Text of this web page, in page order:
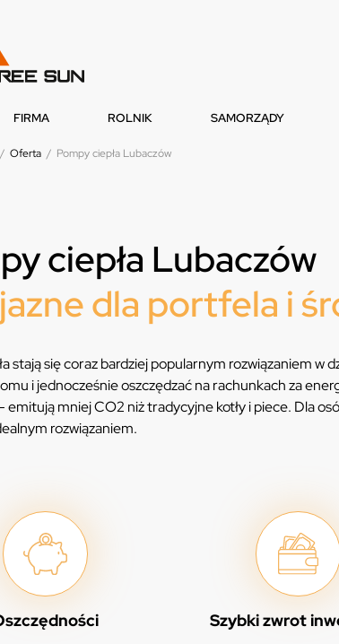
FIRMA ROLNIK SAMORZĄDY
/ Oferta / Pompy ciepła Lubaczów
ciepła Lubaczów
dla portfela i
stają się coraz bardziej popularnym rozwiązaniem w
i jednocześnie oszczędzać na rachunkach za
emitują mniej CO2 niż tradycyjne kotły i piece. Dla
rozwiązaniem.
Szybki zwrot